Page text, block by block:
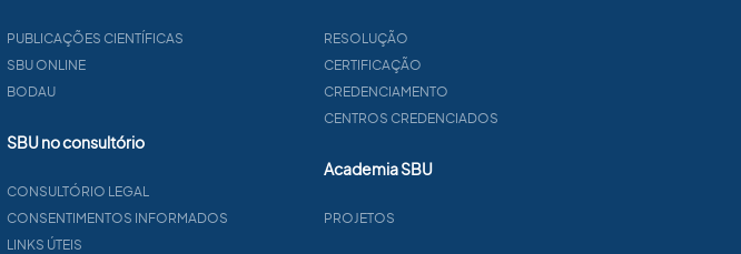
PUBLICAÇÕES CIENTÍFICAS
SBU ONLINE
BODAU
SBU no consultório
CONSULTÓRIO LEGAL
CONSENTIMENTOS INFORMADOS
LINKS ÚTEIS
RESOLUÇÃO
CERTIFICAÇÃO
CREDENCIAMENTO
CENTROS CREDENCIADOS
Academia SBU
PROJETOS